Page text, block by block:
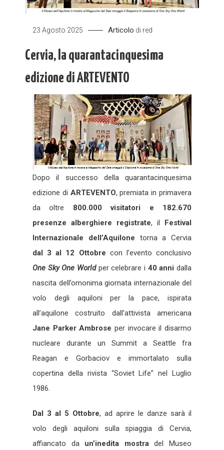
23 Agosto 2025 Articolo di red
Cervia, la quarantacinquesima
edizione di ARTEVENTO
Dopo il successo della quarantacinquesima
edizione di ARTEVENTO, premiata in primavera
da oltre 800.000 visitatori e 182.670
presenze alberghiere registrate, il Festival
Internazionale dell’Aquilone torna a Cervia
dal 3 al 12 Ottobre con l’evento conclusivo
One Sky One Worldper celebrare i 40 anni dalla
nascita dell’omonima giornata internazionale del
volo degli aquiloni per la pace, ispirata
all’aquilone costruito dall’attivista americana
Jane Parker Ambrose per invocare il disarmo
nucleare durante un Summit a Seattle fra
Reagan e Gorbaciov e immortalato sulla
copertina della rivista “Soviet Life” nel Luglio
1986.
Dal 3 al 5 Ottobre, ad aprire le danze sarà il
volo degli aquiloni sulla spiaggia di Cervia,
affiancato da un’inedita mostradel Museo